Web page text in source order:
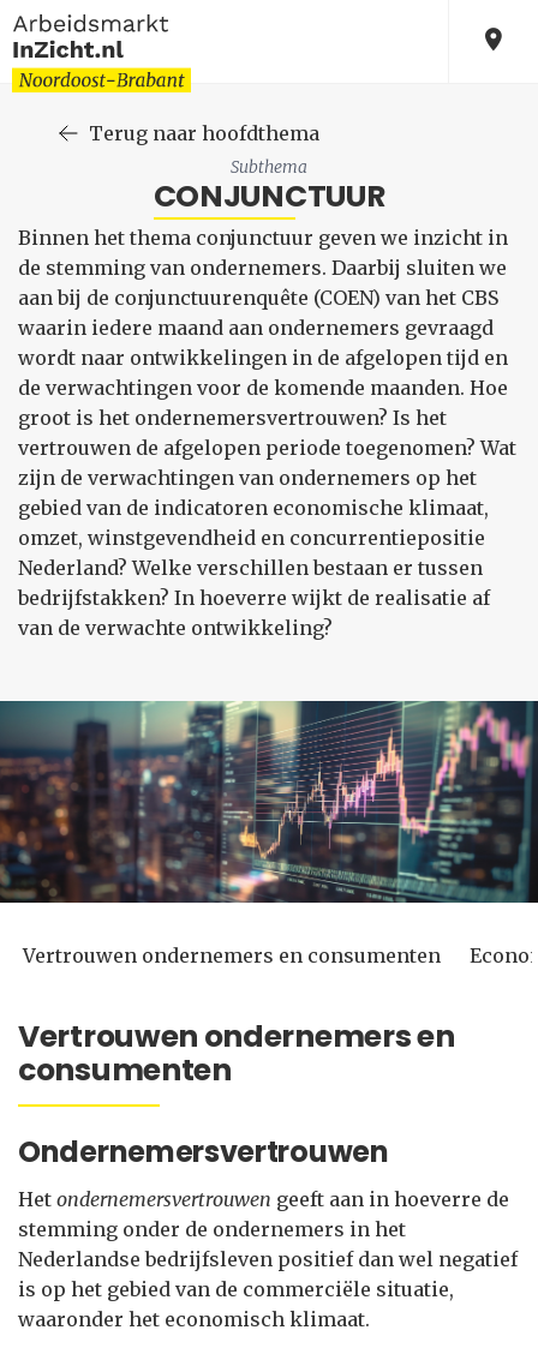
Terug naar hoofdthema
Subthema
CONJUNCTUUR
Binnen het thema conjunctuur geven we inzicht in
de stemming van ondernemers. Daarbij sluiten we
aan bij de conjunctuurenquête (COEN) van het CBS
waarin iedere maand aan ondernemers gevraagd
wordt naar ontwikkelingen in de afgelopen tijd en
de verwachtingen voor de komende maanden. Hoe
groot is het ondernemersvertrouwen? Is het
vertrouwen de afgelopen periode toegenomen? Wat
zijn de verwachtingen van ondernemers op het
gebied van de indicatoren economische klimaat,
omzet, winstgevendheid en concurrentiepositie
Nederland? Welke verschillen bestaan er tussen
bedrijfstakken? In hoeverre wijkt de realisatie af
van de verwachte ontwikkeling?
Vertrouwen ondernemers en consumenten
Vertrouwen ondernemers en
consumenten
Ondernemersvertrouwen
Het ondernemersvertrouwen geeft aan in hoeverre de
stemming onder de ondernemers in het
Nederlandse bedrijfsleven positief dan wel negatief
is op het gebied van de commerciële situatie,
waaronder het economisch klimaat.